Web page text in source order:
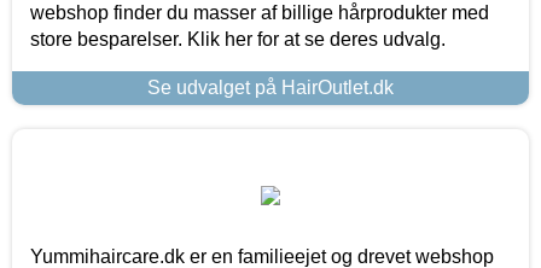
webshop finder du masser af billige hårprodukter med
store besparelser. Klik her for at se deres udvalg.
Se udvalget på HairOutlet.dk
Yummihaircare.dk er en familieejet og drevet webshop